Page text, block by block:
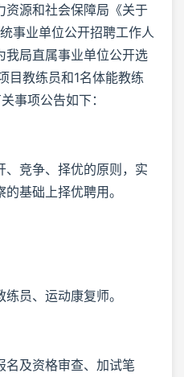
资源和社会保障局《关于
事业单位公开招聘工作人
我局直属事业单位公开选
目教练员和1名体能教练
事项公告如下：
、竞争、择优的原则，实
基础上择优聘用。
员、运动康复师。
名及资格审查、加试笔